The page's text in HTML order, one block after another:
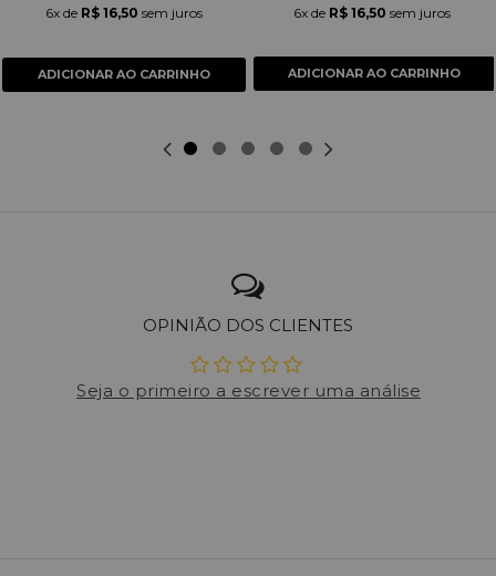
6x de R$ 16,50 sem juros
ADICIONAR AO CARRINHO
6x de R$ 16,50 sem juros
OPINIÃO DOS CLIENTES
Seja o primeiro a escrever uma análise